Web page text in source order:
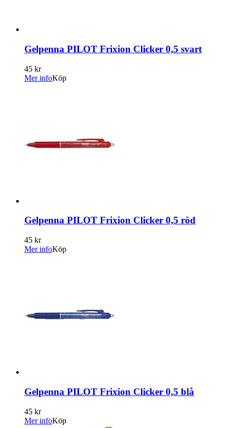
Gelpenna PILOT Frixion Clicker 0,5 svart
45 kr
Mer infoKöp
Gelpenna PILOT Frixion Clicker 0,5 röd
45 kr
Mer infoKöp
Gelpenna PILOT Frixion Clicker 0,5 blå
45 kr
Mer infoKöp